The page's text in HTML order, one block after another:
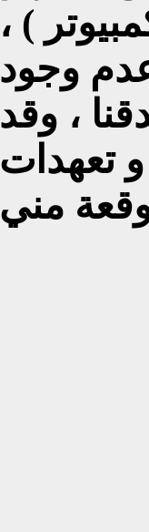
) ،
وجود
، وقد
تعهدات